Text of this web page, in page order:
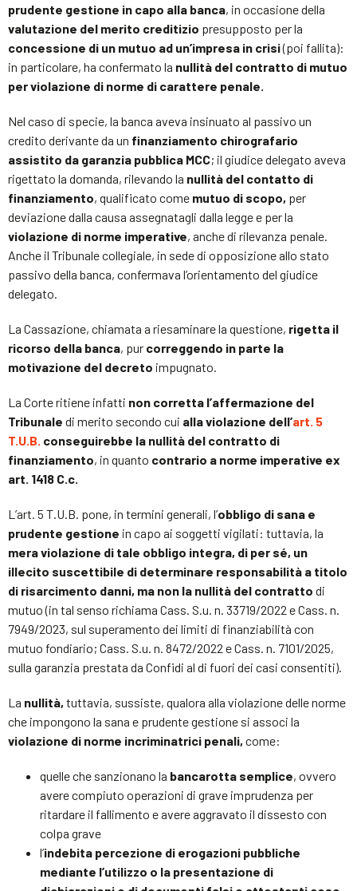
prudente gestione in capo alla banca, in occasione della
valutazione del merito creditizio presupposto per la
concessione di un mutuo ad un’impresa in crisi(poi fallita):
in particolare, ha confermato la nullità del contratto di mutuo
per violazione di norme di carattere penale.
Nel caso di specie, la banca aveva insinuato al passivo un
credito derivante da un finanziamento chirografario
assistito da garanzia pubblica MCC; il giudice delegato aveva
rigettato la domanda, rilevando la nullità del contatto di
finanziamento, qualificato come mutuo di scopo, per
deviazione dalla causa assegnatagli dalla legge e per la
violazione di norme imperative, anche di rilevanza penale.
Anche il Tribunale collegiale, in sede di opposizione allo stato
passivo della banca, confermava l’orientamento del giudice
delegato.
La Cassazione, chiamata a riesaminare la questione, rigetta il
ricorso della banca, pur correggendo in parte la
motivazione del decreto impugnato.
La Corte ritiene infatti non corretta l’affermazione del
Tribunale di merito secondo cui alla violazione dell’art. 5
T.U.B. conseguirebbe la nullità del contratto di
finanziamento, in quanto contrario a norme imperative ex
art. 1418 C.c.
L’art. 5 T.U.B. pone, in termini generali, l’obbligo di sana e
prudente gestione in capo ai soggetti vigilati: tuttavia, la
mera violazione di tale obbligo integra, di per sé, un
illecito suscettibile di determinare responsabilità a titolo
di risarcimento danni, ma non la nullità del contratto di
mutuo (in tal senso richiama Cass. S.u. n. 33719/2022 e Cass. n.
7949/2023, sul superamento dei limiti di finanziabilità con
mutuo fondiario; Cass. S.u. n. 8472/2022 e Cass. n. 7101/2025,
sulla garanzia prestata da Confidi al di fuori dei casi consentiti).
La nullità, tuttavia, sussiste, qualora alla violazione delle norme
che impongono la sana e prudente gestione si associ la
violazione di norme incriminatrici penali, come:
quelle che sanzionano la bancarotta semplice, ovvero
avere compiuto operazioni di grave imprudenza per
ritardare il fallimento e avere aggravato il dissesto con
colpa grave
l’indebita percezione di erogazioni pubbliche
mediante l’utilizzo o la presentazione di